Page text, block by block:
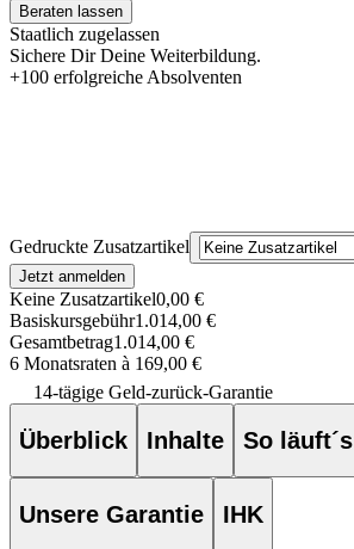
Beraten lassen
Staatlich zugelassen
Sichere Dir Deine Weiterbildung.
+100 erfolgreiche Absolventen
Gedruckte Zusatzartikel
Jetzt anmelden
Keine Zusatzartikel0,00 €
Basiskursgebühr1.014,00 €
Gesamtbetrag1.014,00 €
6 Monatsraten à 169,00 €
14-tägige Geld-zurück-Garantie
Überblick Inhalte So läuft´s
Unsere Garantie IHK